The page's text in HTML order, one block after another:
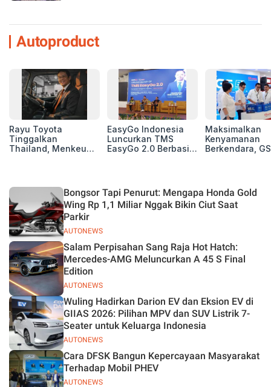
Autoproduct
Rayu Toyota
Tinggalkan
Thailand, Menkeu
Basis Produksi
ASEAN
EasyGo Indonesia
Luncurkan TMS
EasyGo 2.0 Berbasis
Maksimalkan
Kenyamanan
Berkendara,
2026
AUTONEWS
Bongsor Tapi Penurut: Mengapa Honda Gold
Wing Rp 1,1 Miliar Nggak Bikin Ciut Saat
Parkir
AUTONEWS
Salam Perpisahan Sang Raja Hot Hatch:
Mercedes-AMG Meluncurkan A 45 S Final
Edition
AUTONEWS
Wuling Hadirkan Darion EV dan Eksion EV di
GIIAS 2026: Pilihan MPV dan SUV Listrik 7-
Seater untuk Keluarga Indonesia
AUTONEWS
Cara DFSK Bangun Kepercayaan Masyarakat
Terhadap Mobil PHEV